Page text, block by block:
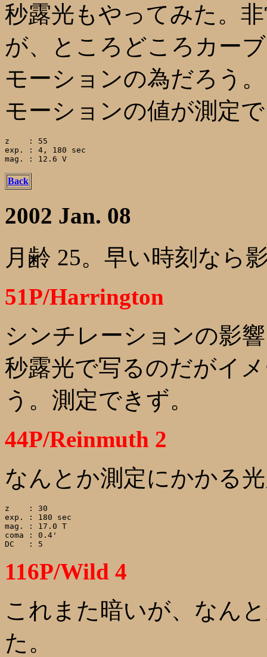
秒露光もやってみた。
が、ところどころカー
モーションの為だろう
モーションの値が測定
z    : 55
exp. : 4, 180 sec
Back
2002 Jan. 08
月齢 25。早い時刻なら
51P/Harrington
シンチレーションの影
秒露光で写るのだがイ
う。測定できず。
44P/Reinmuth 2
なんとか測定にかかる
z    : 30
exp. : 180 sec
mag. : 17.0 T
coma : 0.4'
116P/Wild 4
これまた暗いが、なん
た。